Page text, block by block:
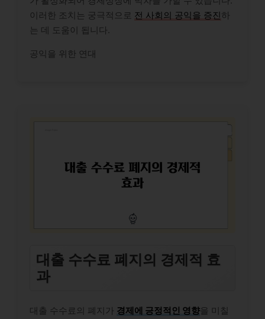
이러한 조치는 궁극적으로 전 사회의 공익을 증진하
는 데 도움이 됩니다.
공익을 위한 연대
대출 수수료 폐지의 경제적 효
과
대출 수수료의 폐지가 경제에 긍정적인 영향을 미칠